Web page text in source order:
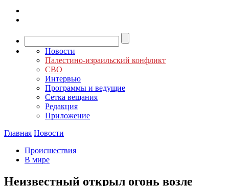
Новости
Палестино-израильский конфликт
СВО
Интервью
Программы и ведущие
Сетка вещания
Редакция
Приложение
Главная Новости
Происшествия
В мире
Неизвестный открыл огонь возле